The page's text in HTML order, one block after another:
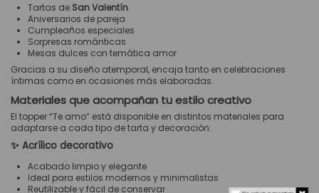
Tartas de San Valentín
Aniversarios de pareja
Cumpleaños especiales
Sorpresas románticas
Mesas dulces con temática amor
Gracias a su diseño atemporal, encaja tanto en celebraciones
íntimas como en ocasiones más elaboradas.
Materiales que acompañan tu estilo creativo
El topper “Te amo” está disponible en distintos materiales para
adaptarse a cada tipo de tarta y decoración:
✨ Acrílico decorativo
Acabado limpio y elegante
Ideal para estilos modernos y minimalistas
Reutilizable y fácil de conservar